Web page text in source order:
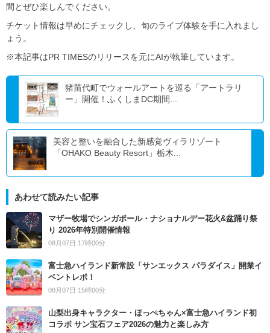
間とぜひ楽しんでください。
チケット情報は早めにチェックし、旬のライブ体験を手に入れまし
ょう。
※本記事はPR TIMESのリリースを元にAIが執筆しています。
猪苗代町でウォールアートを巡る「アートラリ
ー」開催！ふくしまDC期間...
美容と整いを融合した新感覚ヴィラリゾート
「OHAKO Beauty Resort」栃木...
あわせて読みたい記事
マザー牧場でシンガポール・ナショナルデー花火&盆踊り祭
り 2026年特別開催情報
08月07日 17時00分
富士急ハイランド新常設「サンエックス パラダイス」開業イ
ベントレポ！
08月07日 15時00分
山梨出身キャラクター・ほっぺちゃん×富士急ハイランド初
コラボ サン宝石フェア2026の魅力と楽しみ方